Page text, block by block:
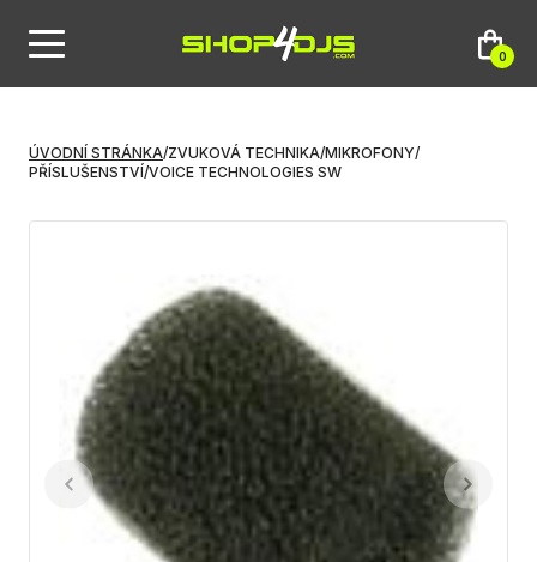
0
ÚVODNÍ STRÁNKA/ZVUKOVÁ TECHNIKA/MIKROFONY/
PŘÍSLUŠENSTVÍ/VOICE TECHNOLOGIES SW